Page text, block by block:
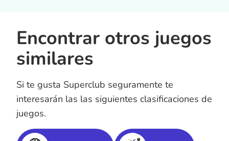
Encontrar otros juegos
similares
Si te gusta Superclub seguramente te
interesarán las las siguientes clasificaciones de
juegos.